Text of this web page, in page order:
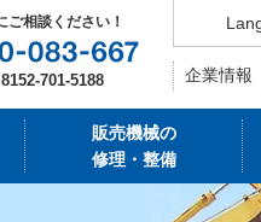
ご相談ください！
701-5188 企業情報
販売機械の
修理・整備